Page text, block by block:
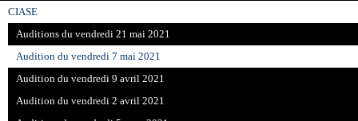
CIASE
Auditions du vendredi 21 mai 2021
Audition du vendredi 7 mai 2021
Audition du vendredi 9 avril 2021
Audition du vendredi 2 avril 2021